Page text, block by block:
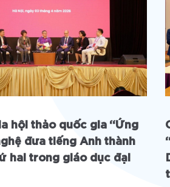
hội thảo quốc gia “Ứng
đưa tiếng Anh thành
hai trong giáo dục đại